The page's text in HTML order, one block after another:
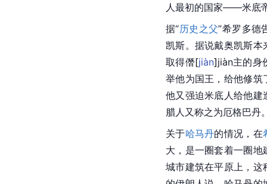
人最初的国家——米底
据“历史之父”希罗多德
凯斯。据说戴奥凯斯本
取得僭[jiàn]jiàn主的身
举他为国王，给他修
他又强迫米底人给他建
腊人又称之为厄格巴丹
关于哈马丹的情况，在
大，是一圈套着一圈
城市建筑在平原上，这